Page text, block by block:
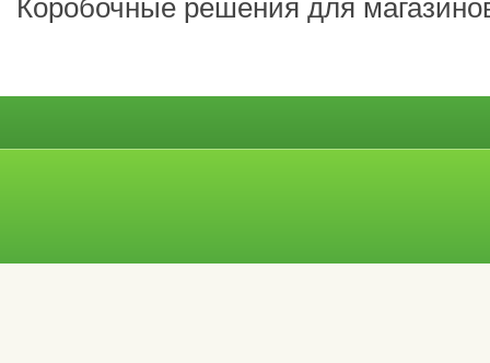
Коробочные решения для